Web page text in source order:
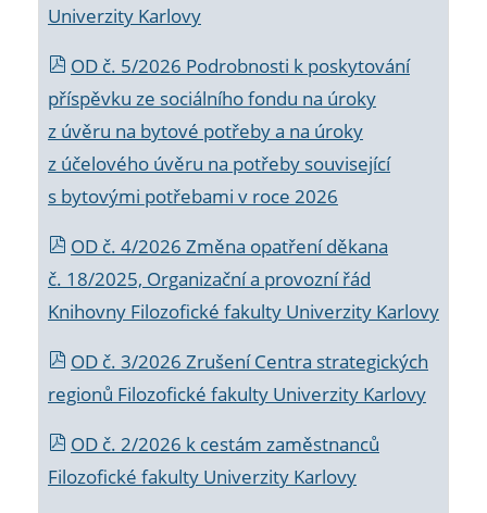
Univerzity Karlovy
OD č. 5/2026 Podrobnosti k poskytování
příspěvku ze sociálního fondu na úroky
z úvěru na bytové potřeby a na úroky
z účelového úvěru na potřeby související
s bytovými potřebami v roce 2026
OD č. 4/2026 Změna opatření děkana
č. 18/2025, Organizační a provozní řád
Knihovny Filozofické fakulty Univerzity Karlovy
OD č. 3/2026 Zrušení Centra strategických
regionů Filozofické fakulty Univerzity Karlovy
OD č. 2/2026 k cestám zaměstnanců
Filozofické fakulty Univerzity Karlovy